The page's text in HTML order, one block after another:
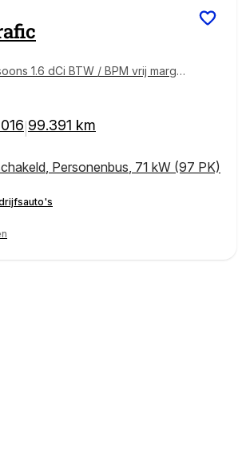
1.6 dCi BTW / BPM vrij marge
99.391 km
, Personenbus, 71 kW (97 PK)